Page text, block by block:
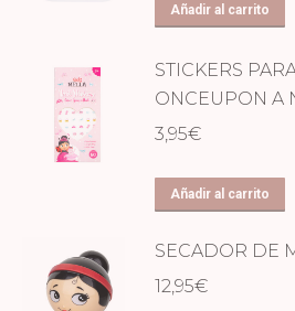
Añadir al carrito
STICKERS
ONCEUPON A
3,95€
Añadir al carrito
SECADOR DE
12,95€